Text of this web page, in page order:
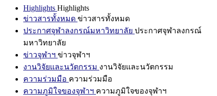
Highlights Highlights
ข่าวสารทั้งหมด ข่าวสารทั้งหมด
ประกาศจุฬาลงกรณ์มหาวิทยาลัย ประกาศจุฬาลงกรณ์
มหาวิทยาลัย
ข่าวจุฬาฯ ข่าวจุฬาฯ
งานวิจัยและนวัตกรรม งานวิจัยและนวัตกรรม
ความร่วมมือ ความร่วมมือ
ความภูมิใจของจุฬาฯ ความภูมิใจของจุฬาฯ